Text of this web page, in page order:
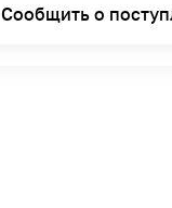
Сообщить о